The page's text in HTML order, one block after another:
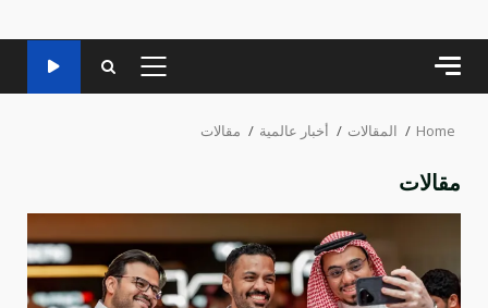
PRIMARY
Home المقالات أخبار عالمية مقالات
مقالات